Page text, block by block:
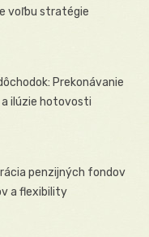
voľbu stratégie
Prekonávanie
ilúzie hotovosti
penzijných fondov
a flexibility